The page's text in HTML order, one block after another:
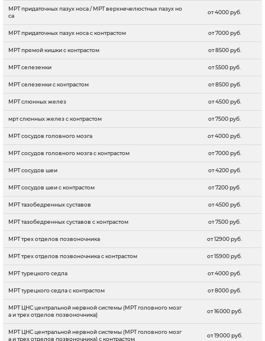
МРТ придаточных пазух носа / МРТ верхнечелюстных пазух но
са
от 4000 руб.
МРТ придаточных пазух носа с контрастом от 7000 руб.
МРТ прямой кишки с контрастом от 8500 руб.
МРТ селезенки от 5500 руб.
МРТ селезенки с контрастом от 8500 руб.
МРТ слюнных желез от 4500 руб.
мрт слюнных желез с контрастом от 7500 руб.
МРТ сосудов головного мозга от 4000 руб.
МРТ сосудов головного мозга с контрастом от 7000 руб.
МРТ сосудов шеи от 4200 руб.
МРТ сосудов шеи с контрастом от 7200 руб.
МРТ тазобедренных суставов от 4500 руб.
МРТ тазобедренных суставов с контрастом от 7500 руб.
МРТ трех отделов позвоночника от 12900 руб.
МРТ трех отделов позвоночника с контрастом от 15900 руб.
МРТ турецкого седла от 4000 руб.
МРТ турецкого седла с контрастом от 8000 руб.
МРТ ЦНС центральной нервной системы (МРТ головного мозг
а и трех отделов позвоночника)
от 16000 руб.
МРТ ЦНС центральной нервной системы (МРТ головного мозг
а и трех отделов позвоночника) с контрастом
от 19000 руб.